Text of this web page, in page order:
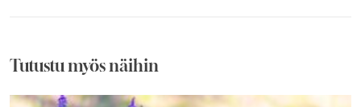
Tutustu myös näihin